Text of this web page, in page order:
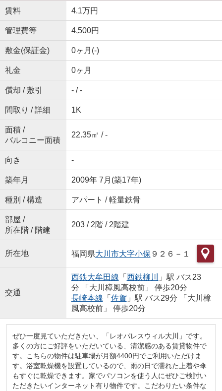
賃料 4.1万円
管理費等 4,500円
敷金(保証金) 0ヶ月(-)
礼金 0ヶ月
償却 / 敷引 - / -
間取り / 詳細 1K
面積 /
バルコニー面積
22.35㎡ / -
向き -
築年月 2009年 7月(築17年)
種別 / 構造 アパート / 軽量鉄骨
部屋 /
所在階 / 階建
203 / 2階 / 2階建
所在地 福岡県大川市大字小保 ９２６－１
交通
西鉄大牟田線 「 西鉄柳川
」駅 バス23
分 「大川樟風高校前」 停歩20分
長崎本線 「 佐賀 」駅 バス29分 「大川樟
風高校前」 停歩20分
ぜひ一度見ていただきたい、「レオパレスウィル大川」です。
多くの方にご好評をいただいている、清潔感のある賃貸物件で
す。こちらの物件は駐車場が月額4400円でご利用いただけま
す。浴室乾燥機を設置しているので、雨の日で濡れた上着や傘
もすぐに乾燥できます。家でパソコンを使う人にぜひご検討い
ただきたいインターネット有り物件です。こだわりたい条件な